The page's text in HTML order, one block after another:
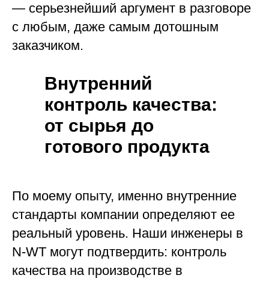
— серьезнейший аргумент в разговоре
с любым, даже самым дотошным
заказчиком.
Внутренний
контроль качества:
от сырья до
готового продукта
По моему опыту, именно внутренние
стандарты компании определяют ее
реальный уровень. Наши инженеры в
N-WT могут подтвердить: контроль
качества на производстве в